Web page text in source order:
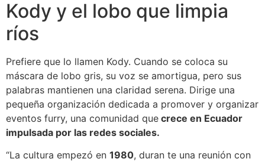
Kody y el lobo que limpia
ríos
Prefiere que lo llamen Kody. Cuando se coloca su
máscara de lobo gris, su voz se amortigua, pero sus
palabras mantienen una claridad serena. Dirige una
pequeña organización dedicada a promover y organizar
eventos furry, una comunidad que crece en Ecuador
impulsada por las redes sociales.
“La cultura empezó en 1980, duran te una reunión con